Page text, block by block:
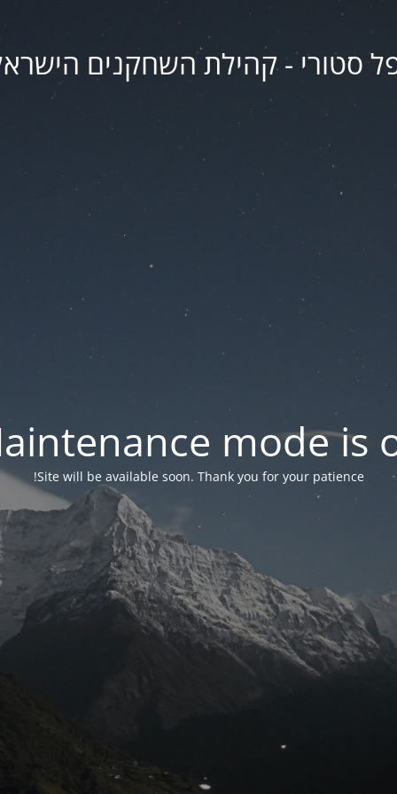
סטורי - קהילת השחקנים
mode is
Site will be available soon. Thank you for your patience!